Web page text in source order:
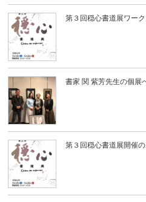
第３回穏心書道展ワー
書家 関 紫芳先生の個展
第３回穏心書道展開催